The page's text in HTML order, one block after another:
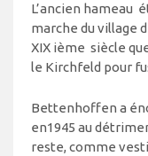
L’ancien hameau
marche du village
XIX ième siècle
le Kirchfeld pour
Bettenhoffen a
en1945 au
reste, comme